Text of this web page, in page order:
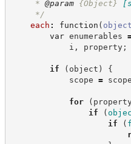
* @param {Object}
*/
each : function ( object
var enumerables
i , property ;
if ( object )
{
scope =
for (
if
(
if
(